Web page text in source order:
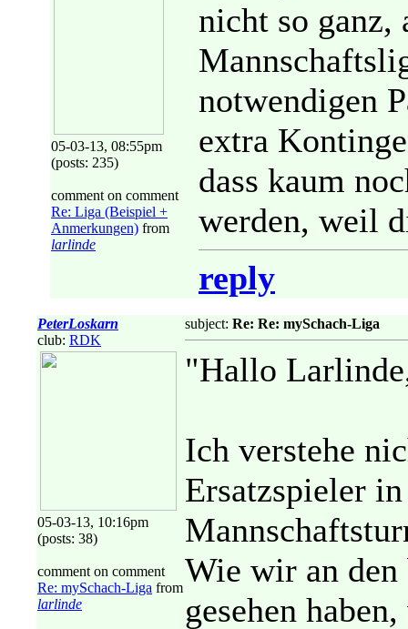
05-03-13, 08:55pm
(posts: 235)
comment on comment
Re: Liga (Beispiel +
Anmerkungen) from
larlinde
nicht so ganz,
notwendigen
extra
dass kaum
werden, weil
reply
PeterLoskarn
club: RDK
05-03-13, 10:16pm
(posts: 38)
comment on comment
Re: mySchach-Liga from
larlinde
subject: Re: Re: mySchach-Liga
"Hallo
Ich verstehe
Ersatzspieler
Wie wir an den
gesehen